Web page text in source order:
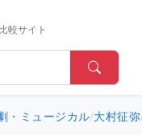
較サイト
・ミュージカル/大村征弥